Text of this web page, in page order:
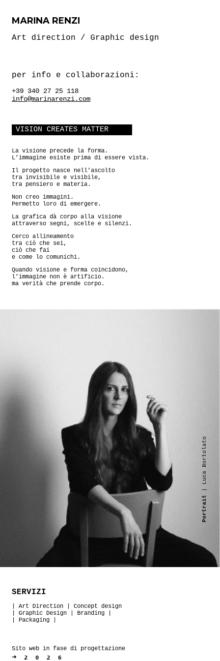
MARINA RENZI
Art direction / Graphic design
per info e collaborazioni:
+39 340 27 25 118
info@marinarenzi.com
VISION CREATES MATTER
La visione precede la forma.
L’immagine esiste prima di essere vista.
Il progetto nasce nell’ascolto
tra invisibile e visibile,
tra pensiero e materia.
Non creo immagini.
Permetto loro di emergere.
La grafica dà corpo alla visione
attraverso segni, scelte e silenzi.
Cerco allineamento
tra ciò che sei,
ciò che fai
e come lo comunichi.
Quando visione e forma coincidono,
l’immagine non è artificio.
ma verità che prende corpo.
SERVIZI
Art Direction
Concept design
Graphic Design Branding
Packaging
Sito web in fase di progettazione
➜ 2026
Portrait
| Luca Bortolato